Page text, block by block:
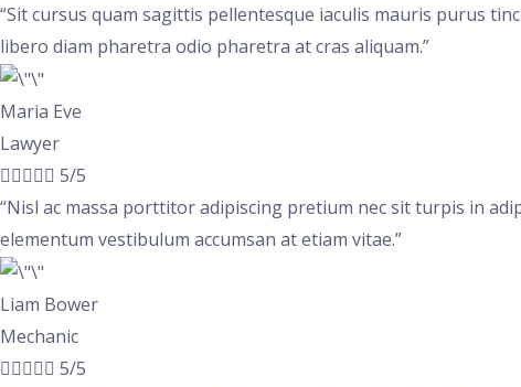
“Sit cursus quam sagittis pellentesque iaculis mauris purus
libero diam pharetra odio pharetra at cras aliquam.”
Maria Eve
Lawyer
 5/5
“Nisl ac massa porttitor adipiscing pretium nec sit turpis in
elementum vestibulum accumsan at etiam vitae.”
Liam Bower
Mechanic
 5/5